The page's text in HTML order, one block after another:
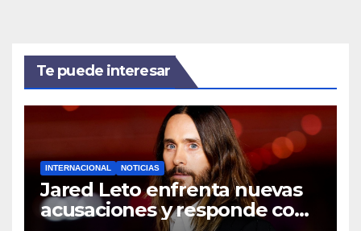
Te puede interesar
INTERNACIONAL NOTICIAS
Jared Leto enfrenta nuevas
acusaciones y responde con